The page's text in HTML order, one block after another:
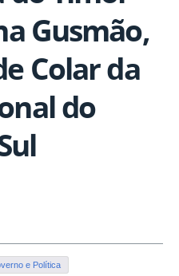
Gusmão,
Colar da
do
e Política